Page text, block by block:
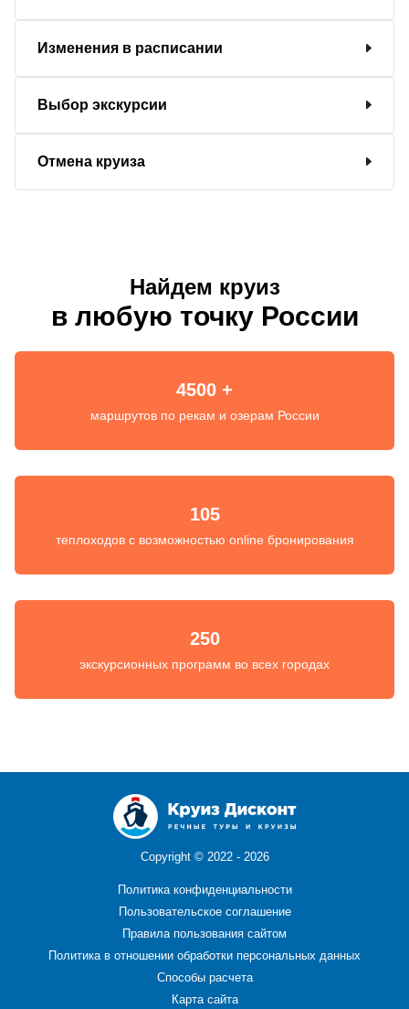
Изменения в расписании
Выбор экскурсии
Отмена круиза
Найдем круиз
в любую точку России
4500 +
маршрутов по рекам и озерам России
105
теплоходов с возможностью online бронирования
250
экскурсионных программ во всех городах
Copyright © 2022 - 2026
Политика конфиденциальности
Пользовательское соглашение
Правила пользования сайтом
Политика в отношении обработки персональных данных
Способы расчета
Карта сайта